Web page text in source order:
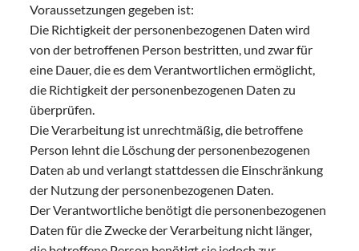
Voraussetzungen gegeben ist:
Die Richtigkeit der personenbezogenen Daten wird
von der betroffenen Person bestritten, und zwar für
eine Dauer, die es dem Verantwortlichen ermöglicht,
die Richtigkeit der personenbezogenen Daten zu
überprüfen.
Die Verarbeitung ist unrechtmäßig, die betroffene
Person lehnt die Löschung der personenbezogenen
Daten ab und verlangt stattdessen die Einschränkung
der Nutzung der personenbezogenen Daten.
Der Verantwortliche benötigt die personenbezogenen
Daten für die Zwecke der Verarbeitung nicht länger,